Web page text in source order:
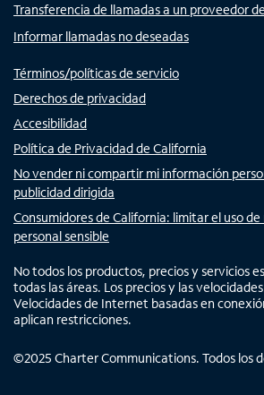
Transferencia de llamadas a un proveedor
Informar llamadas no deseadas
Términos/políticas de servicio
Derechos de privacidad
Accesibilidad
Política de Privacidad de California
No vender ni compartir mi información
publicidad dirigida
Consumidores de California: limitar el uso
personal sensible
No todos los productos, precios y servicios
todas las áreas. Los precios y las
Velocidades de Internet basadas en
aplican restricciones.
©2025 Charter Communications. Todos los